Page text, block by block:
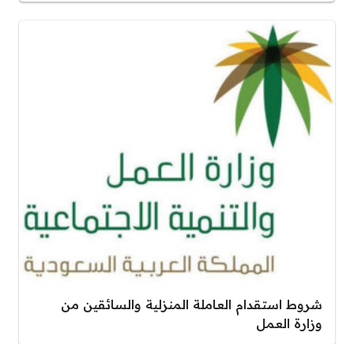
شروط استقدام العاملة المنزلية والسائقين من
وزارة العمل